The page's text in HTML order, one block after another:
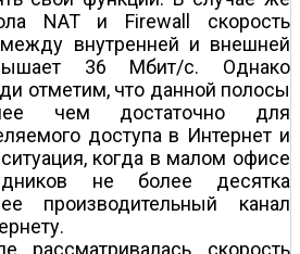
NAT и Firewall скорость
внутренней и внешней
36 Мбит/с. Однако
отметим, что данной полосы
чем достаточно для
доступа в Интернет и
когда в малом офисе
не более десятка
производительный канал
рассматривалась скорость